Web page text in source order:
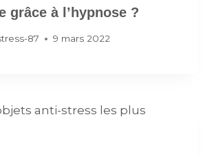
grâce à l’hypnose ?
87 9 mars 2022